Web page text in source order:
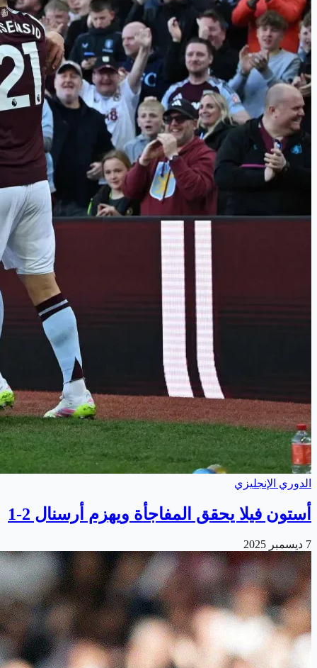
الدوري الإنجليزي
أستون فيلا يحقق المفاجأة ويهزم أرسنال 2-1
7 ديسمبر 2025